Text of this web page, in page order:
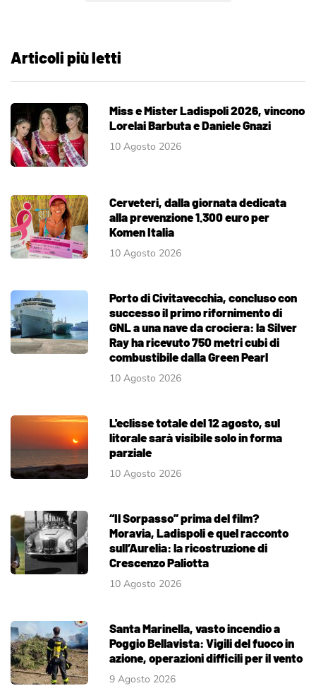
Articoli più letti
Miss e Mister Ladispoli 2026, vincono
Lorelai Barbuta e Daniele Gnazi
10 Agosto 2026
Cerveteri, dalla giornata dedicata
alla prevenzione 1.300 euro per
Komen Italia
10 Agosto 2026
Porto di Civitavecchia, concluso con
successo il primo rifornimento di
GNL a una nave da crociera: la Silver
Ray ha ricevuto 750 metri cubi di
combustibile dalla Green Pearl
10 Agosto 2026
L'eclisse totale del 12 agosto, sul
litorale sarà visibile solo in forma
parziale
10 Agosto 2026
“Il Sorpasso” prima del film?
Moravia, Ladispoli e quel racconto
sull’Aurelia: la ricostruzione di
Crescenzo Paliotta
10 Agosto 2026
Santa Marinella, vasto incendio a
Poggio Bellavista: Vigili del fuoco in
azione, operazioni difficili per il vento
9 Agosto 2026